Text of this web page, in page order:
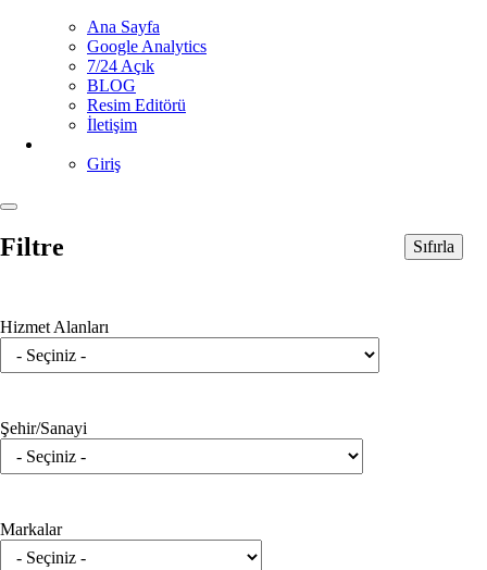
Ana Sayfa
Google Analytics
7/24 Açık
BLOG
Resim Editörü
İletişim
Giriş
Filtre Sıfırla
Hizmet Alanları
Şehir/Sanayi
Markalar